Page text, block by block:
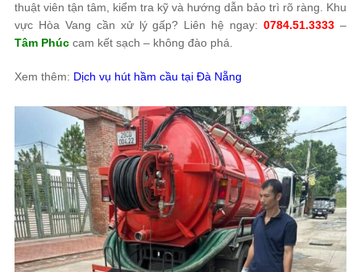
thuật viên tận tâm, kiểm tra kỹ và hướng dẫn bảo trì rõ ràng. Khu
vực Hòa Vang cần xử lý gấp? Liên hệ ngay:0784.51.3333 –
Tâm Phúc cam kết sạch – không đào phá.
Xem thêm: Dịch vụ hút hầm cầu tại Đà Nẵng